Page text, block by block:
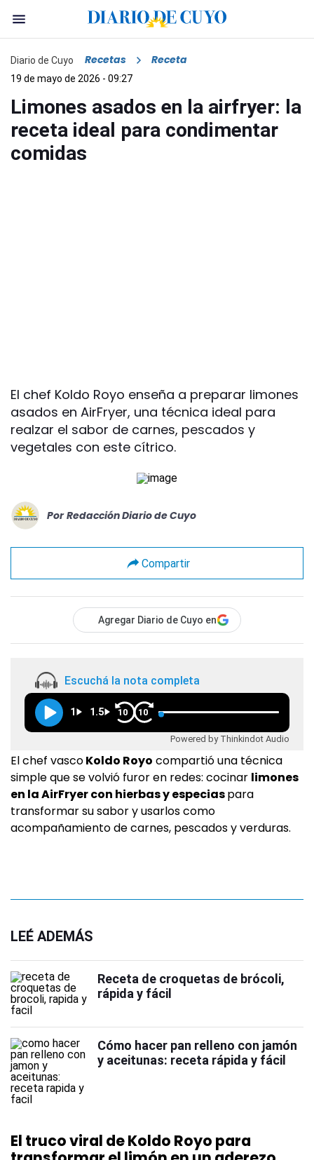
Diario de Cuyo Recetas Receta
19 de mayo de 2026 - 09:27
Limones asados en la airfryer: la
receta ideal para condimentar
comidas
El chef Koldo Royo enseña a preparar limones
asados en AirFryer, una técnica ideal para
realzar el sabor de carnes, pescados y
vegetales con este cítrico.
Por Redacción Diario de Cuyo
Compartir
Agregar Diario de Cuyo en
Escuchá la nota completa
1 1.5 10 10
Powered by Thinkindot Audio
El chef vascoKoldo Royo compartió una técnica
simple que se volvió furor en redes: cocinar limones
en la AirFryer con hierbas y especiaspara
transformar su sabor y usarlos como
acompañamiento de carnes, pescados y verduras.
LEÉ ADEMÁS
Receta de croquetas de brócoli,
rápida y fácil
Cómo hacer pan relleno con jamón
y aceitunas: receta rápida y fácil
El truco viral de Koldo Royo para